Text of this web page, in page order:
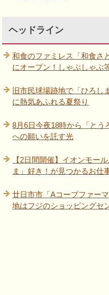
ヘッドライン
和食のファミレス「和食さ
にオープン！しゃぶしゃぶ
旧市民球場跡地で「ひろし
に熱気あふれる夏祭り
8月6日今夜18時から「とう
への願いを託す光
【2日間開催】イオンモー
ま」好き！が見つかるお仕
廿日市市「Aコープファー
地はフジのショッピングセ